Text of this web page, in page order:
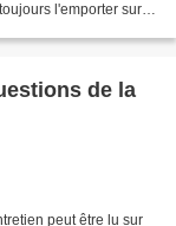
l'emporter sur
de la
peut être lu sur